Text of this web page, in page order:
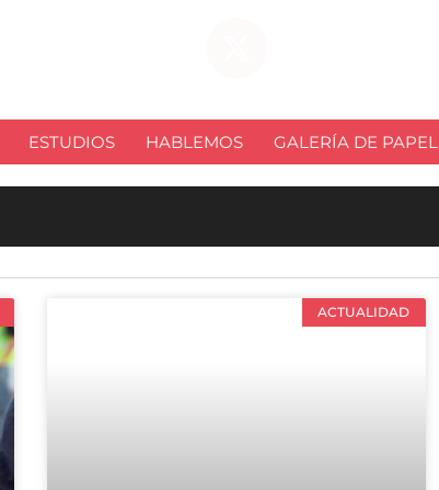
ESTUDIOS HABLEMOS GALERÍA DE PAPEL
ACTUALIDAD